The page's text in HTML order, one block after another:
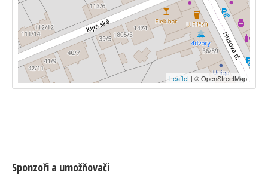
Leaflet | © OpenStreetMap
Sponzoři a umožňovači